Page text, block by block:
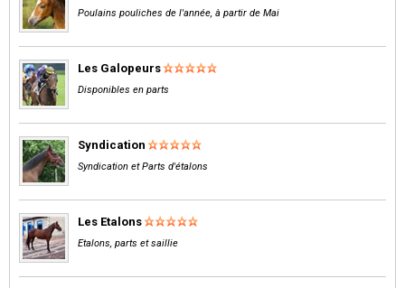
Poulains pouliches de l'année, à partir de Mai
Les Galopeurs
Disponibles en parts
Syndication
Syndication et Parts d'étalons
Les Etalons
Etalons, parts et saillie